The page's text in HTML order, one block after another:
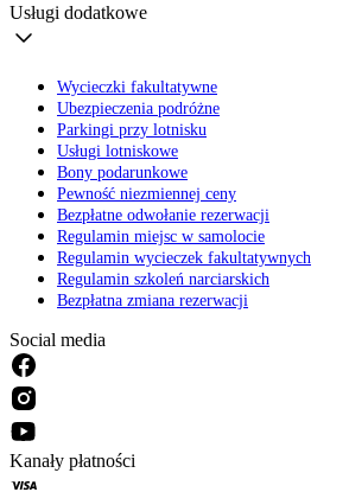
Usługi dodatkowe
Wycieczki fakultatywne
Ubezpieczenia podróżne
Parkingi przy lotnisku
Usługi lotniskowe
Bony podarunkowe
Pewność niezmiennej ceny
Bezpłatne odwołanie rezerwacji
Regulamin miejsc w samolocie
Regulamin wycieczek fakultatywnych
Regulamin szkoleń narciarskich
Bezpłatna zmiana rezerwacji
Social media
Kanały płatności